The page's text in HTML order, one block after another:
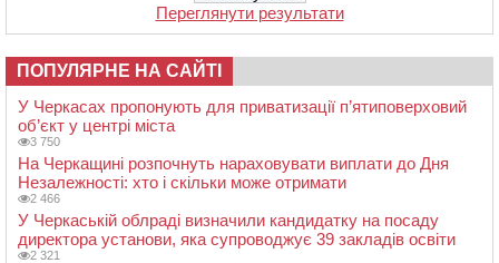
Переглянути результати
ПОПУЛЯРНЕ НА САЙТІ
У Черкасах пропонують для приватизації п’ятиповерховий
об’єкт у центрі міста
3 750
На Черкащині розпочнуть нараховувати виплати до Дня
Незалежності: хто і скільки може отримати
2 466
У Черкаській облраді визначили кандидатку на посаду
директора установи, яка супроводжує 39 закладів освіти
2 321